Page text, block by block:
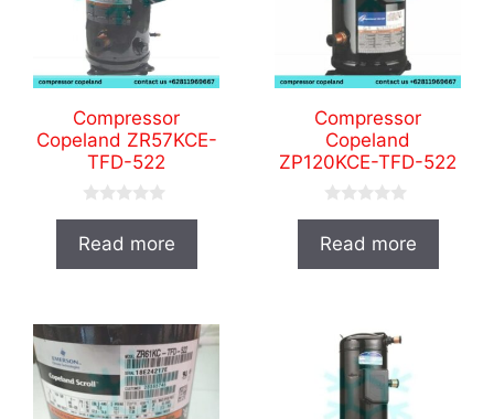
Compressor
Copeland ZR57KCE-
TFD-522
u
Read more
Compressor
Copeland
ZP120KCE-TFD-522
u
Read more